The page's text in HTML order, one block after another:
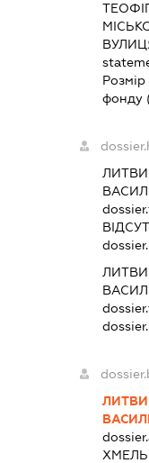
Розмір
фонду